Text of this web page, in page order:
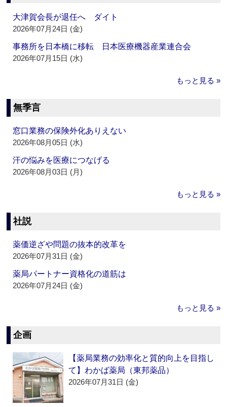
大津賀会長が退任へ ダイト
2026年07月24日 (金)
事務所を日本橋に移転 日本医療機器産業連合会
2026年07月15日 (水)
もっと見る »
無季言
窓口業務の保険外化ありえない
2026年08月05日 (水)
汗の悩みを医療につなげる
2026年08月03日 (月)
もっと見る »
社説
薬価逆ざや問題の抜本的改革を
2026年07月31日 (金)
薬局パートナー資格化の道筋は
2026年07月24日 (金)
もっと見る »
企画
【薬局業務の効率化と質的向上を目指し
て】わかば薬局（東邦薬品）
2026年07月31日 (金)